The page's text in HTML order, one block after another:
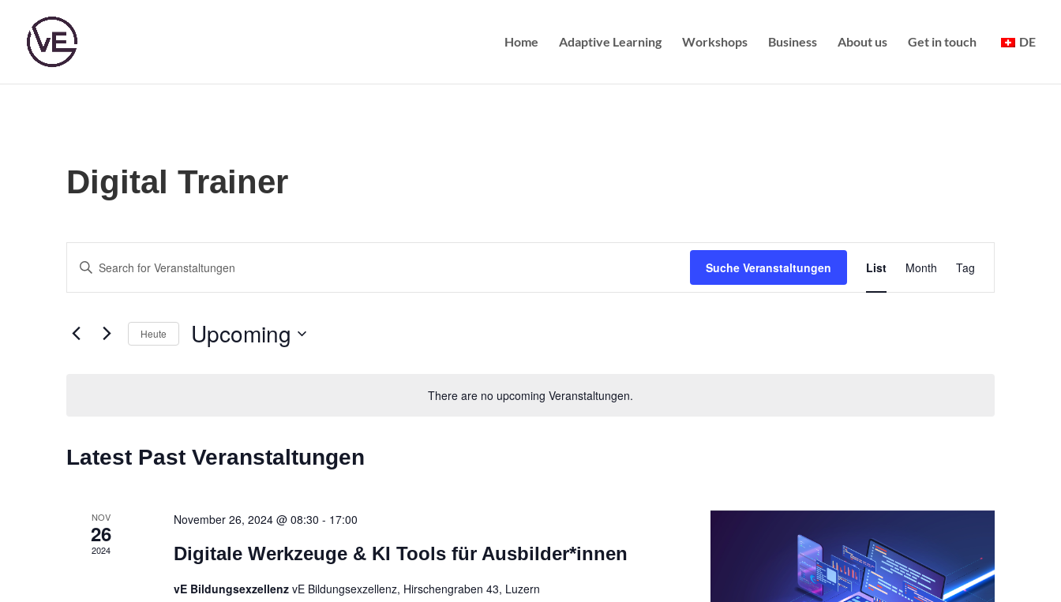
Home Adaptive Learning Workshops Business About us Get in touch DE
There are no upcoming Veranstaltungen.
Digital Trainer
Veranstaltungen
Such-
und
Schlüsselwort
eingeben.
Sie
Suche Veranstaltungen List Month Tag
Heute Upcoming
aus.
Latest Past Veranstaltungen
NOV
26
2024
November 26, 2024 @ 08:30 - 17:00
Digitale Werkzeuge & KI Tools für Ausbilder*innen
vE Bildungsexzellenz vE Bildungsexzellenz, Hirschengraben 43, Luzern